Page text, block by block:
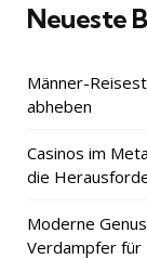
Neueste
Männer-
abheben
Casinos im
die
Moderne
Verdampfer